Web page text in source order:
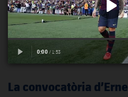
La convocatòria